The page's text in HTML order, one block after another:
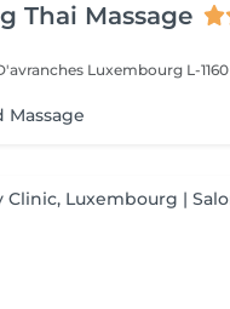
Thai Massage
Luxembourg L-1160
Massage